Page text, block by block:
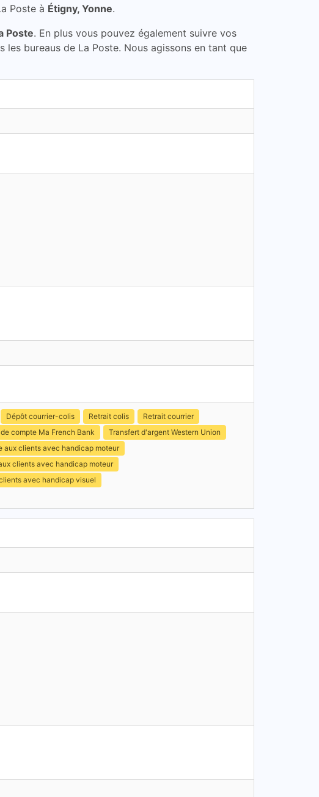
Poste à Étigny, Yonne.
Poste. En plus vous pouvez également suivre vos
bureaus de La Poste. Nous agissons en tant que
Dépôt courrier-colis Retrait colis
Retrait courrier
compte Ma French Bank
Transfert d'argent Western Union
aux clients avec handicap moteur
clients avec handicap moteur
avec handicap visuel